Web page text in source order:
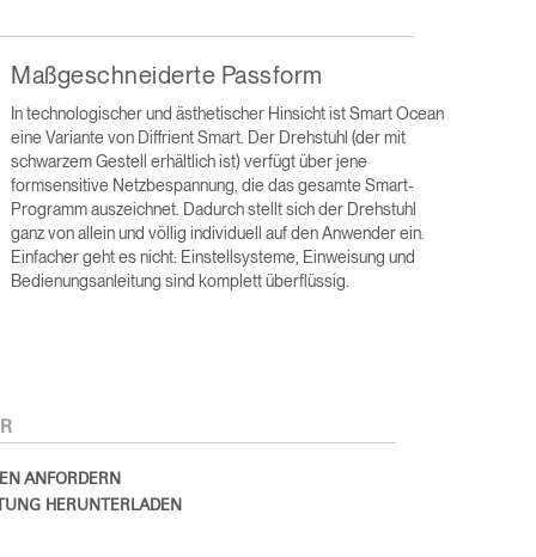
Maßgeschneiderte Passform
In technologischer und ästhetischer Hinsicht ist Smart Ocean
eine Variante von Diffrient Smart. Der Drehstuhl (der mit
schwarzem Gestell erhältlich ist) verfügt über jene
formsensitive Netzbespannung, die das gesamte Smart-
Programm auszeichnet. Dadurch stellt sich der Drehstuhl
ganz von allein und völlig individuell auf den Anwender ein.
Einfacher geht es nicht: Einstellsysteme, Einweisung und
Bedienungsanleitung sind komplett überflüssig.
ANFORDERN
HERUNTERLADEN